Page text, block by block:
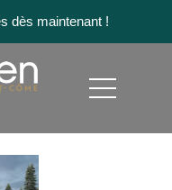
dès maintenant !